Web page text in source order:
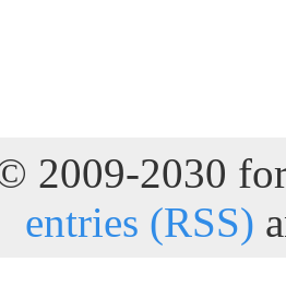
2009-2030
entries (RSS)